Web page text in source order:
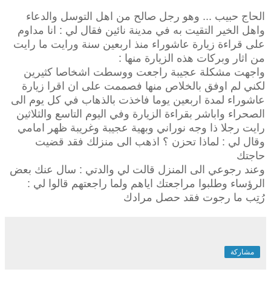
الحاج حبيب ... وهو رجل صالح من اهل التوسل والدعاء
واهل الخير التقيت به في مدينة نائين فقال لي : انا مداوم
على قراءة زيارة عاشوراء منذ اربعين سنة ورايت ما رايت
من اثار وبركات هذه الزيارة منها :
واجهت مشكلة عجيبة راجعت ووسطت اشخاصا كثيرين
لكني لم اوفق بالخلاص منها فصممت على ان اقرا زيارة
عاشوراء لمدة اربعين يوما فاخذت بالذهاب في كل يوم الى
الصحراء واباشر بقراءة الزيارة وفي اليوم التاسع والثلاثين
رايت رجلا ذا وجه نوراني وبهية عجيبة وغريبة ظهر امامي
وقال لي : لماذا تحزن ؟ اذهب الى منزلك فقد قضيت
حاجتك
وعند رجوعي الى المنزل قالت لي والدتي : سال عنك بعض
الرؤساء وطلبوا مراجعتك اياهم ولما راجعتهم قالوا لي :
رُتِب ما رجوت فقد حصل مرادك
مشاركة